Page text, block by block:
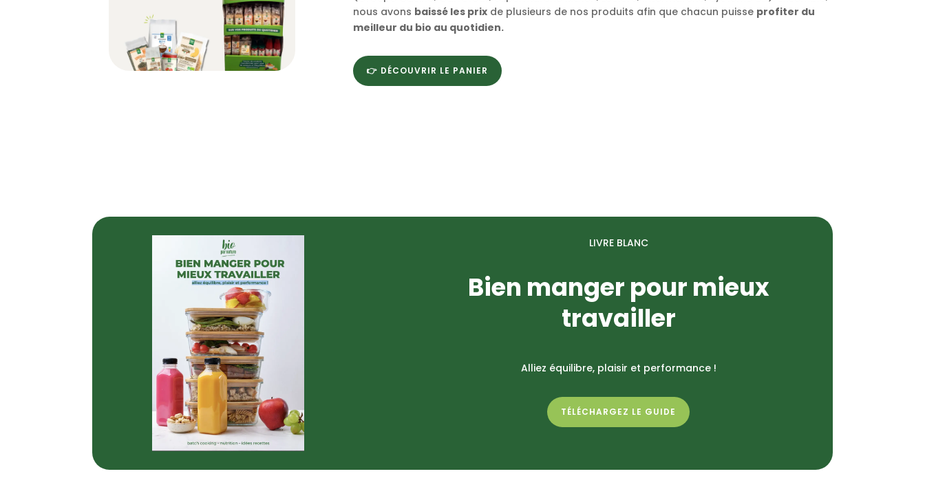
nous avons baissé les prixde plusieurs de nos produits afin que chacun puisse profiter du
meilleur du bio au quotidien.
👉 DÉCOUVRIR LE PANIER
LIVRE BLANC
Bien manger pour mieux
travailler
Alliez équilibre, plaisir et performance !
TÉLÉCHARGEZ LE GUIDE